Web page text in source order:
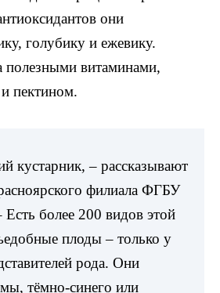
они
голубику и ежевику.
полезными витаминами,
пектином.
кустарник, – рассказывают
филиала ФГБУ
более 200 видов этой
плоды – только у
рода. Они
тёмно-синего или